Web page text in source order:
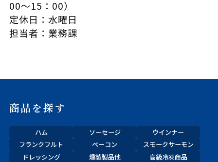
00～15：00）
定休日：水曜日
担当者：業務課
商品を探す
ハム ソーセージ
ウインナー
フランクフルト
ベーコン
スモークサーモン
ドレッシング
燻製製品他
高級冷凍商品